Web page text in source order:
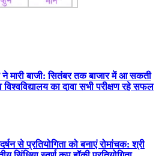
मारी बाजी: सितंबर तक बाजार में आ सकती
का दावा सभी परीक्षण रहे सफल
से प्रतियोगिता को बनाएं रोमांचक: श्री